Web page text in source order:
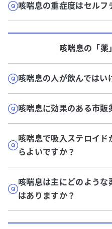
咳喘息の重症度はセルフ
咳喘息の「薬
咳喘息の人が飲んではい
咳喘息に効果のある市販
咳喘息で吸入ステロイド
らよいですか？
咳喘息は主にどのような
はありますか？